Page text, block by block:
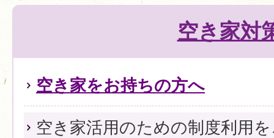
空き家対
空き家をお持ちの方へ
空き家活用のための制度利用